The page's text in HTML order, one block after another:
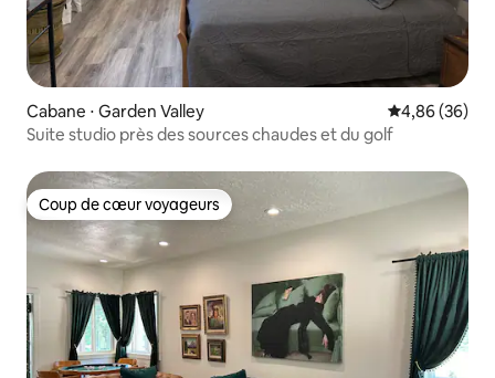
Cabane ⋅ Garden Valley Évaluation
4,86 (36)
Suite studio près des sources chaudes et du golf
Coup de cœur voyageurs
Coup de cœur voyageurs